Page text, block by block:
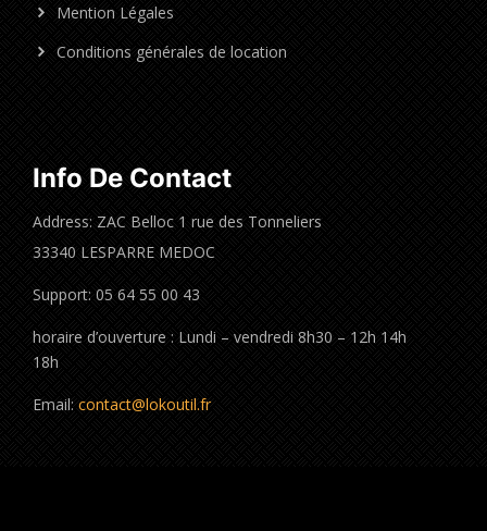
Mention Légales
Conditions générales de location
Info De Contact
Address: ZAC Belloc 1 rue des Tonneliers
33340 LESPARRE MEDOC
Support: 05 64 55 00 43
horaire d’ouverture : Lundi – vendredi 8h30 – 12h 14h
18h
Email: contact@lokoutil.fr